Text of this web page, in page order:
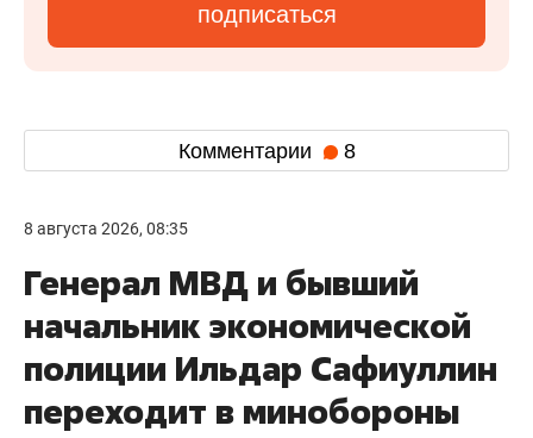
подписаться
Комментарии 8
8 августа 2026, 08:35
Генерал МВД и бывший
начальник экономической
полиции Ильдар Сафиуллин
переходит в минобороны